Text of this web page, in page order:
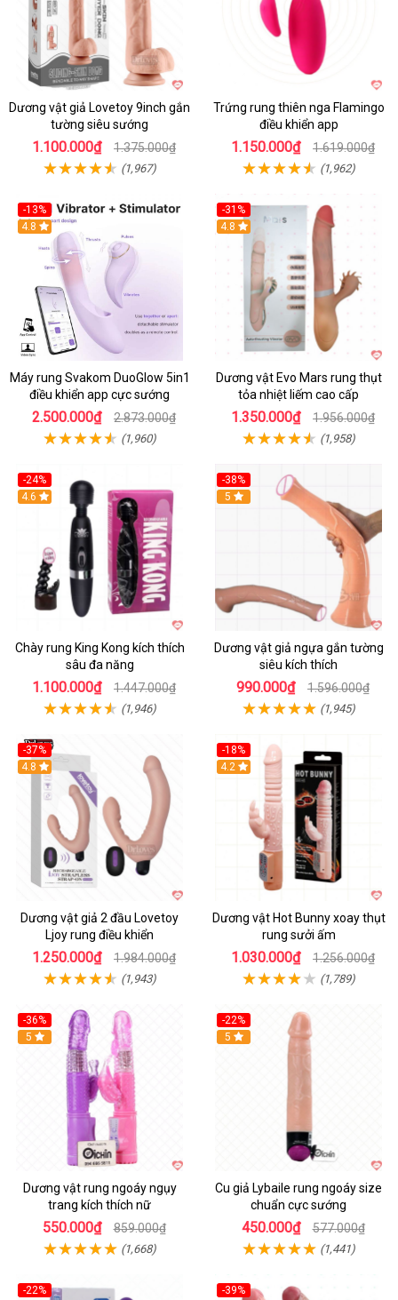
Dương vật giả Lovetoy 9inch gắn
tường siêu sướng
1.100.000₫ 1.375.000₫
(1,967)
Trứng rung thiên nga Flamingo
điều khiển app
1.150.000₫ 1.619.000₫
(1,962)
-13%
4.8
Máy rung Svakom DuoGlow 5in1
điều khiển app cực sướng
2.500.000₫ 2.873.000₫
(1,960)
-31%
4.8
Dương vật Evo Mars rung thụt
tỏa nhiệt liếm cao cấp
1.350.000₫ 1.956.000₫
(1,958)
-24%
4.6
Chày rung King Kong kích thích
sâu đa năng
1.100.000₫ 1.447.000₫
(1,946)
-38%
Hot
5
Dương vật giả ngựa gắn tường
siêu kích thích
990.000₫ 1.596.000₫
(1,945)
-37%
Hot
4.8
Dương vật giả 2 đầu Lovetoy
Ljoy rung điều khiển
1.250.000₫ 1.984.000₫
(1,943)
-18%
Hot
4.2
Dương vật Hot Bunny xoay thụt
rung sưởi ấm
1.030.000₫ 1.256.000₫
(1,789)
-36%
Hot
5
Dương vật rung ngoáy ngụy
trang kích thích nữ
550.000₫ 859.000₫
(1,668)
-22%
Hot
5
Cu giả Lybaile rung ngoáy size
chuẩn cực sướng
450.000₫ 577.000₫
(1,441)
-22%
-39%